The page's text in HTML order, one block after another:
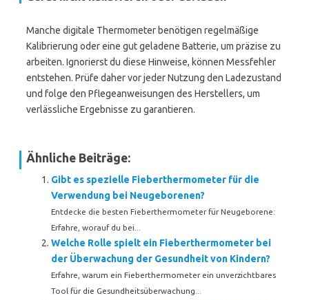
Manche digitale Thermometer benötigen regelmäßige
Kalibrierung oder eine gut geladene Batterie, um präzise zu
arbeiten. Ignorierst du diese Hinweise, können Messfehler
entstehen. Prüfe daher vor jeder Nutzung den Ladezustand
und folge den Pflegeanweisungen des Herstellers, um
verlässliche Ergebnisse zu garantieren.
Ähnliche Beiträge:
Gibt es spezielle Fieberthermometer für die
Verwendung bei Neugeborenen?
Entdecke die besten Fieberthermometer für Neugeborene:
Erfahre, worauf du bei...
Welche Rolle spielt ein Fieberthermometer bei
der Überwachung der Gesundheit von Kindern?
Erfahre, warum ein Fieberthermometer ein unverzichtbares
Tool für die Gesundheitsüberwachung...